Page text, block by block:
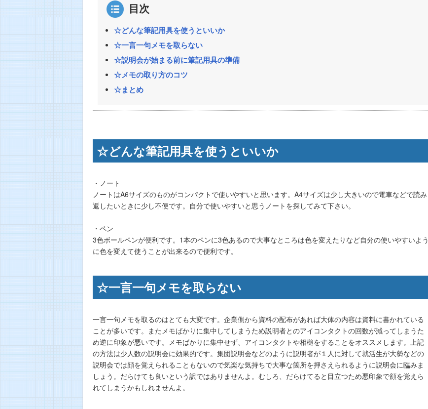
目次
☆どんな筆記用具を使うといいか
☆一言一句メモを取らない
☆説明会が始まる前に筆記用具の準備
☆メモの取り方のコツ
☆まとめ
☆どんな筆記用具を使うといいか
・ノート
ノートはA6サイズのものがコンパクトで使いやすいと思います。A4サイズは少し大きいので電車などで読み
返したいときに少し不便です。自分で使いやすいと思うノートを探してみて下さい。
・ペン
3色ボールペンが便利です。1本のペンに3色あるので大事なところは色を変えたりなど自分の使いやすいよう
に色を変えて使うことが出来るので便利です。
☆一言一句メモを取らない
一言一句メモを取るのはとても大変です。企業側から資料の配布があれば大体の内容は資料に書かれている
ことが多いです。またメモばかりに集中してしまうため説明者とのアイコンタクトの回数が減ってしまうた
め逆に印象が悪いです。メモばかりに集中せず、アイコンタクトや相槌をすることをオススメします。上記
の方法は少人数の説明会に効果的です。集団説明会などのように説明者が１人に対して就活生が大勢などの
説明会では顔を覚えられることもないので気楽な気持ちで大事な箇所を押さえられるように説明会に臨みま
しょう。だらけても良いという訳ではありませんよ。むしろ、だらけてると目立つため悪印象で顔を覚えら
れてしまうかもしれませんよ。